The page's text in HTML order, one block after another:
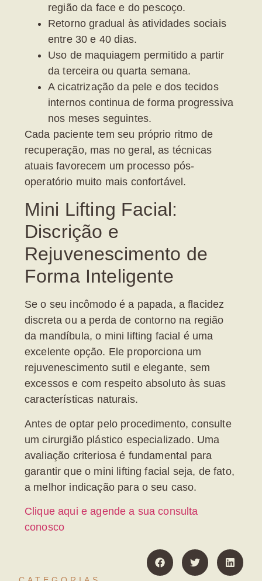
região da face e do pescoço.
Retorno gradual às atividades sociais
entre 30 e 40 dias.
Uso de maquiagem permitido a partir
da terceira ou quarta semana.
A cicatrização da pele e dos tecidos
internos continua de forma progressiva
nos meses seguintes.
Cada paciente tem seu próprio ritmo de
recuperação, mas no geral, as técnicas
atuais favorecem um processo pós-
operatório muito mais confortável.
Mini Lifting Facial:
Discrição e
Rejuvenescimento de
Forma Inteligente
Se o seu incômodo é a papada, a flacidez
discreta ou a perda de contorno na região
da mandíbula, o mini lifting facial é uma
excelente opção. Ele proporciona um
rejuvenescimento sutil e elegante, sem
excessos e com respeito absoluto às suas
características naturais.
Antes de optar pelo procedimento, consulte
um cirurgião plástico especializado. Uma
avaliação criteriosa é fundamental para
garantir que o mini lifting facial seja, de fato,
a melhor indicação para o seu caso.
Clique aqui e agende a sua consulta
conosco